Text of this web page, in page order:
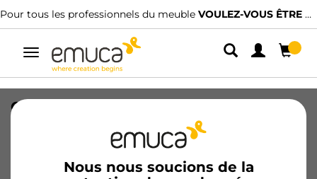
Pour tous les professionnels du meuble VOULEZ-VOUS ÊTRE CLIENT ?
Alterner
navigation
Nous nous soucions de la
Chariot extractible TitaneStar avec
fermeture amortie, module 300mm,
acier, gris anthracite
8977835/EAN 8432393315829